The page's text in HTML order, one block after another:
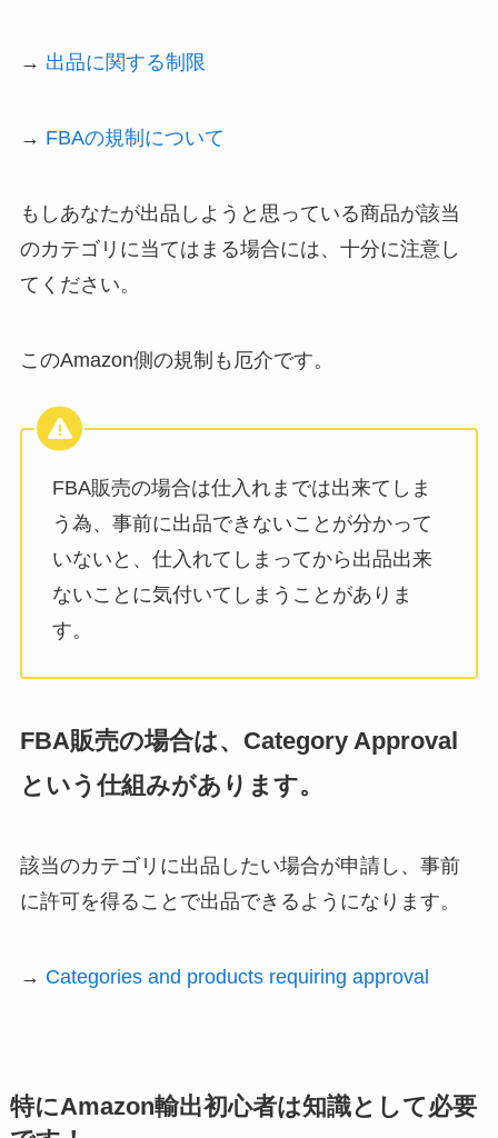
→ 出品に関する制限
→ FBAの規制について
もしあなたが出品しようと思っている商品が該当
のカテゴリに当てはまる場合には、十分に注意し
てください。
このAmazon側の規制も厄介です。
FBA販売の場合は仕入れまでは出来てしま
う為、事前に出品できないことが分かって
いないと、仕入れてしまってから出品出来
ないことに気付いてしまうことがありま
す。
FBA販売の場合は、Category Approval
という仕組みがあります。
該当のカテゴリに出品したい場合が申請し、事前
に許可を得ることで出品できるようになります。
→ Categories and products requiring approval
特にAmazon輸出初心者は知識として必要